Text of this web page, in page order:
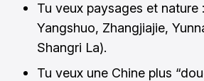
Tu veux paysages et nature
Yangshuo, Zhangjiajie,
Shangri La).
Tu veux une Chine plus